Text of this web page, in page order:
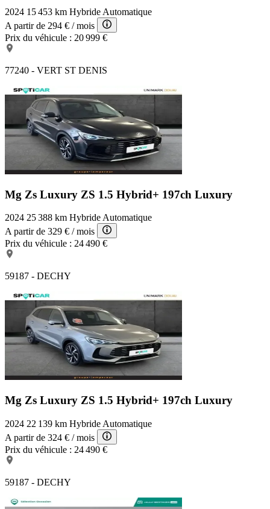
2024 15 453 km Hybride Automatique
A partir de 294 € / mois
Prix du véhicule : 20 999 €
77240 - VERT ST DENIS
Mg Zs Luxury ZS 1.5 Hybrid+ 197ch Luxury
2024 25 388 km Hybride Automatique
A partir de 329 € / mois
Prix du véhicule : 24 490 €
59187 - DECHY
Mg Zs Luxury ZS 1.5 Hybrid+ 197ch Luxury
2024 22 139 km Hybride Automatique
A partir de 324 € / mois
Prix du véhicule : 24 490 €
59187 - DECHY